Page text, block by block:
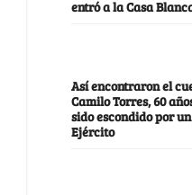
entró a la Casa
Así encontraron el
Camilo Torres, 60
sido escondido por
Ejército